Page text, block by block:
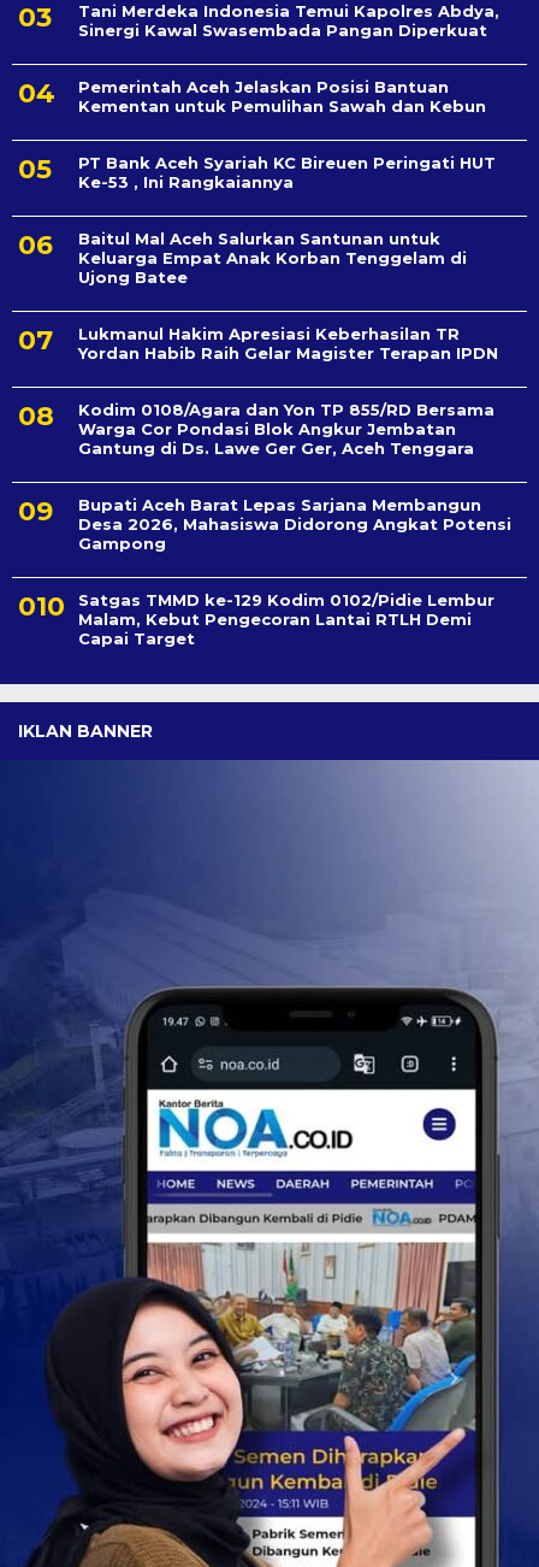
Tani Merdeka Indonesia Temui Kapolres Abdya,
Sinergi Kawal Swasembada Pangan Diperkuat
Pemerintah Aceh Jelaskan Posisi Bantuan
Kementan untuk Pemulihan Sawah dan Kebun
PT Bank Aceh Syariah KC Bireuen Peringati HUT
Ke-53 , Ini Rangkaiannya
Baitul Mal Aceh Salurkan Santunan untuk
Keluarga Empat Anak Korban Tenggelam di
Ujong Batee
Lukmanul Hakim Apresiasi Keberhasilan TR
Yordan Habib Raih Gelar Magister Terapan IPDN
Kodim 0108/Agara dan Yon TP 855/RD Bersama
Warga Cor Pondasi Blok Angkur Jembatan
Gantung di Ds. Lawe Ger Ger, Aceh Tenggara
Bupati Aceh Barat Lepas Sarjana Membangun
Desa 2026, Mahasiswa Didorong Angkat Potensi
Gampong
Satgas TMMD ke-129 Kodim 0102/Pidie Lembur
Malam, Kebut Pengecoran Lantai RTLH Demi
Capai Target
IKLAN BANNER